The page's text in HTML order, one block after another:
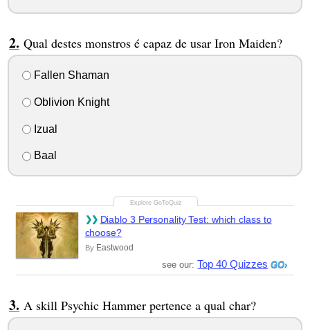
Qual destes monstros é capaz de usar Iron Maiden?
Fallen Shaman
Oblivion Knight
Izual
Baal
Diablo 3 Personality Test: which class to
choose?
By Eastwood
see our: Top 40 Quizzes
A skill Psychic Hammer pertence a qual char?